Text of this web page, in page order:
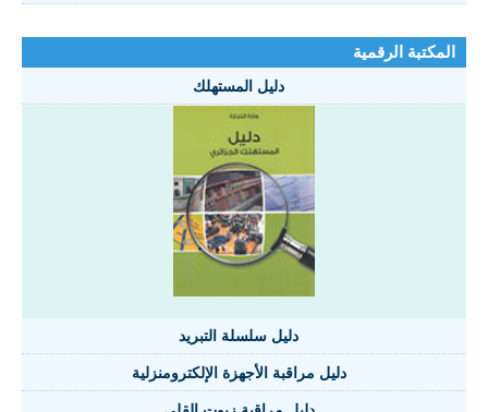
المكتبة الرقمية
دليل المستهلك
دليل سلسلة التبريد
دليل مراقبة الأجهزة الإلكترومنزلية